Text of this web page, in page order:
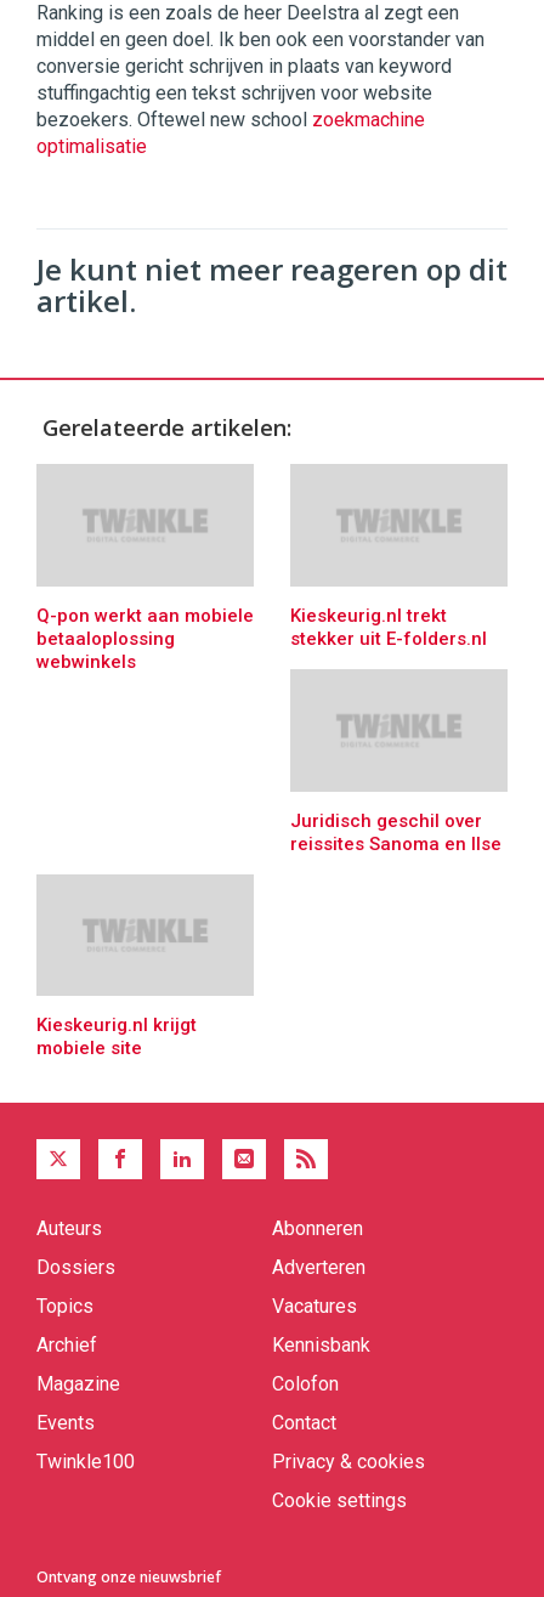
Ranking is een zoals de heer Deelstra al zegt een
middel en geen doel. Ik ben ook een voorstander van
conversie gericht schrijven in plaats van keyword
stuffingachtig een tekst schrijven voor website
bezoekers. Oftewel new school zoekmachine
optimalisatie
Je kunt niet meer reageren op dit
artikel.
Gerelateerde artikelen:
Q-pon werkt aan mobiele
betaaloplossing
webwinkels
Kieskeurig.nl trekt
stekker uit E-folders.nl
Juridisch geschil over
reissites Sanoma en Ilse
Kieskeurig.nl krijgt
mobiele site
Quick
Auteurs
Dossiers
Topics
Archief
Magazine
Events
Twinkle100
Abonneren
Adverteren
Vacatures
Kennisbank
Colofon
Contact
Privacy & cookies
Cookie settings
Ontvang onze nieuwsbrief